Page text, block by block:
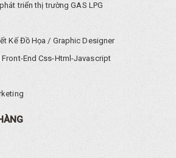
triển thị trường GAS LPG
Kế Đồ Họa / Graphic Designer
Front-End Css-Html-Javascript